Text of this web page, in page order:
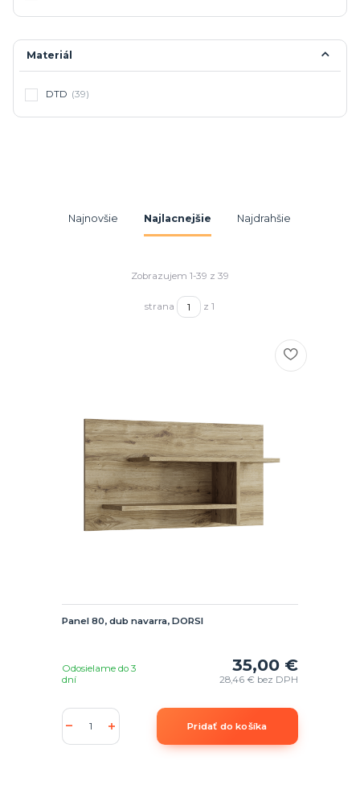
Materiál
DTD (39)
Najnovšie Najlacnejšie Najdrahšie
Zobrazujem 1-39 z 39
strana z 1
Panel 80, dub navarra, DORSI
35,00 €
28,46 € bez DPH
Odosielame do 3
dní
Pridať do košíka